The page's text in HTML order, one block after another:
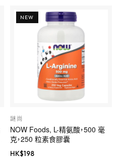
NEW
謎尚
NOW Foods, L-精氨酸，500 毫
克，250 粒素食膠囊
HK$198